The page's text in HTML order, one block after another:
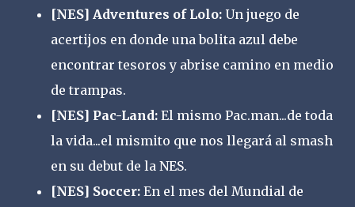
[NES] Adventures of Lolo: Un juego de
acertijos en donde una bolita azul debe
encontrar tesoros y abrise camino en medio
de trampas.
[NES] Pac-Land: El mismo Pac.man...de toda
la vida...el mismito que nos llegará al smash
en su debut de la NES.
[NES] Soccer: En el mes del Mundial de